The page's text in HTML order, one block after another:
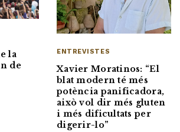
la
de
ENTREVISTES
Xavier Moratinos: “El
blat modern té més
potència panificadora,
això vol dir més gluten
i més dificultats per
digerir-lo”